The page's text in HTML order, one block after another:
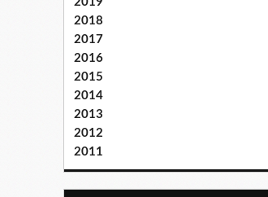
2018
2017
2016
2015
2014
2013
2012
2011